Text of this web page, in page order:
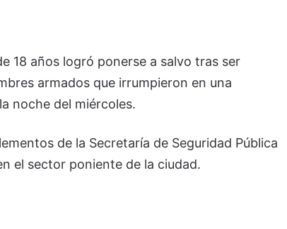
18 años logró ponerse a salvo tras ser
armados que irrumpieron en una
noche del miércoles.
de la Secretaría de Seguridad Pública
el sector poniente de la ciudad.